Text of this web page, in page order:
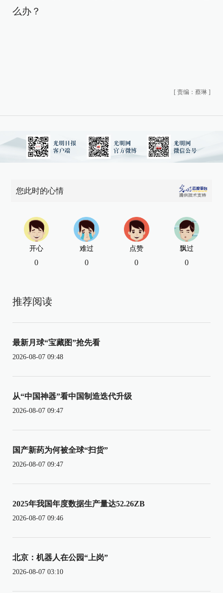
么办？
[ 责编：蔡琳 ]
您此时的心情
开心
0
难过
0
点赞
0
飘过
0
推荐阅读
最新月球“宝藏图”抢先看
2026-08-07 09:48
从“中国神器”看中国制造迭代升级
2026-08-07 09:47
国产新药为何被全球“扫货”
2026-08-07 09:47
2025年我国年度数据生产量达52.26ZB
2026-08-07 09:46
北京：机器人在公园“上岗”
2026-08-07 03:10